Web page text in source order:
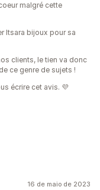
malgré cette
Itsara bijoux pour sa
clients, le tien va donc
ce genre de sujets !
écrire cet avis. 💜
16 de maio de 2023